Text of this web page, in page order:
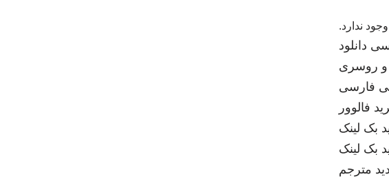
ندارد.
دانلود
و روسری
فارسی
فالوور
بک لینک
بک لینک
مترجم